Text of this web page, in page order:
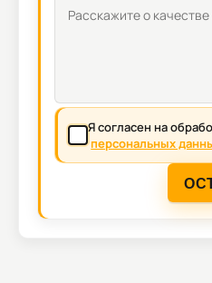
Я согласен на
персональных